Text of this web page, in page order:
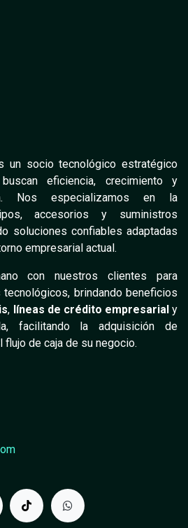
un socio tecnológico estratégico
eficiencia, crecimiento y
Nos especializamos en la
accesorios y suministros
soluciones confiables adaptadas
empresarial actual.
con nuestros clientes para
brindando beneficios
, líneas de crédito empresarial y
facilitando la adquisición de
de caja de su negocio.